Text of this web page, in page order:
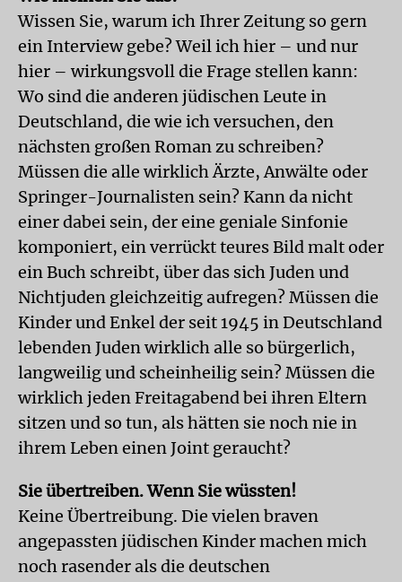
Wissen Sie, warum ich Ihrer Zeitung so gern
ein Interview gebe? Weil ich hier – und nur
hier – wirkungsvoll die Frage stellen kann:
Wo sind die anderen jüdischen Leute in
Deutschland, die wie ich versuchen, den
nächsten großen Roman zu schreiben?
Müssen die alle wirklich Ärzte, Anwälte oder
Springer-Journalisten sein? Kann da nicht
einer dabei sein, der eine geniale Sinfonie
komponiert, ein verrückt teures Bild malt oder
ein Buch schreibt, über das sich Juden und
Nichtjuden gleichzeitig aufregen? Müssen die
Kinder und Enkel der seit 1945 in Deutschland
lebenden Juden wirklich alle so bürgerlich,
langweilig und scheinheilig sein? Müssen die
wirklich jeden Freitagabend bei ihren Eltern
sitzen und so tun, als hätten sie noch nie in
ihrem Leben einen Joint geraucht?
Sie übertreiben. Wenn Sie wüssten!
Keine Übertreibung. Die vielen braven
angepassten jüdischen Kinder machen mich
noch rasender als die deutschen